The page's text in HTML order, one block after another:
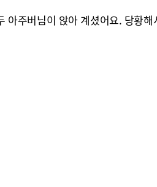
아주버님이 앉아 계셨어요. 당황